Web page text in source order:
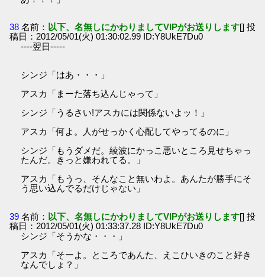
38 名前： 以下、名無しにかわりましてVIPがお送りします[] 投
稿日：2012/05/01(火) 01:30:02.99 ID:Y8UkE7Du0
----翌日-----
シンジ「はあ・・・」
アスカ「まーた落ち込んじゃって」
シンジ「うるさい!アスカには関係ないよッ！」
アスカ「何よ。人がせっかく心配してやってるのに」
シンジ「もうダメだ。綾波にかっこ悪いところ見せちゃっ
たんだ。きっと嫌われてる。」
アスカ「もうっ、そんなこと無いわよ。あんたが勝手にそ
う思い込んでるだけじゃない」
39 名前： 以下、名無しにかわりましてVIPがお送りします[] 投
稿日：2012/05/01(火) 01:33:37.28 ID:Y8UkE7Du0
シンジ「そうかな・・・」
アスカ「そーよ。ところであんた、えこひいきのこと好き
なんでしょ？」